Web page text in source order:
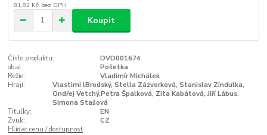
81,82 Kč bez DPH
Koupit
Číslo produktu:
DVD001674
obal:
Pošetka
Režie:
Vladimír Michálek
Hrají:
Vlastimi lBrodský, Stella Zázvorková, Stanislav Zindulka,
Ondřej Vetchý,Petra Špalková, Zita Kabátová, Jiří Lábus,
Simona Stašová
Titulky:
EN
Zvuk:
CZ
Hlídat cenu / dostupnost